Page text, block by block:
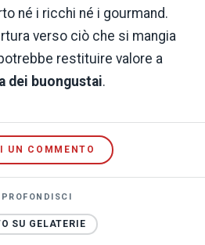
né i ricchi né i gourmand.
verso ciò che si mangia
restituire valore a
dei buongustai.
UN COMMENTO
SU GELATERIE